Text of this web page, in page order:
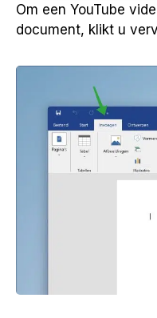
Om een YouTube
document, klikt u